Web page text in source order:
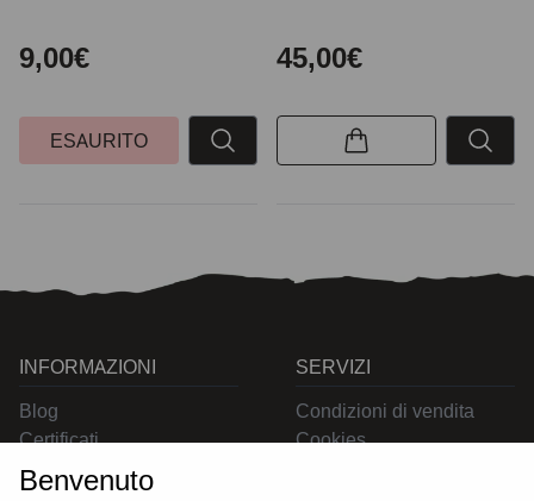
9,00€
ESAURITO
45,00€
INFORMAZIONI
Blog
Certificati
Contatti
SERVIZI
Condizioni di vendita
Cookies
Benvenuto